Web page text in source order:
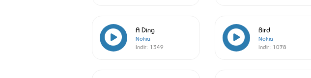
A Ding
Nokia
İndir: 1349
Bird
Nokia
İndir: 1078